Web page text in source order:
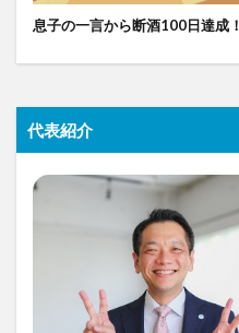
息子の一言から断酒100日達成！
代表紹介